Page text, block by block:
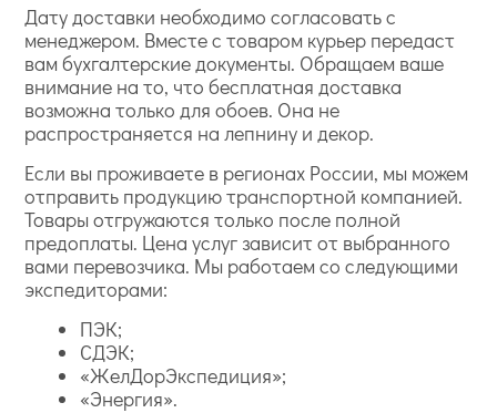
Дату доставки необходимо согласовать с
менеджером. Вместе с товаром курьер передаст
вам бухгалтерские документы. Обращаем ваше
внимание на то, что бесплатная доставка
возможна только для обоев. Она не
распространяется на лепнину и декор.
Если вы проживаете в регионах России, мы можем
отправить продукцию транспортной компанией.
Товары отгружаются только после полной
предоплаты. Цена услуг зависит от выбранного
вами перевозчика. Мы работаем со следующими
экспедиторами:
ПЭК;
СДЭК;
«ЖелДорЭкспедиция»;
«Энергия».